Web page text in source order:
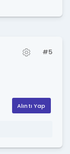
#5
Alıntı Yap